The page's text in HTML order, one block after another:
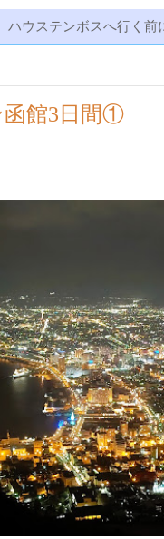
ハウステンボスへ行く前
函館3日間①